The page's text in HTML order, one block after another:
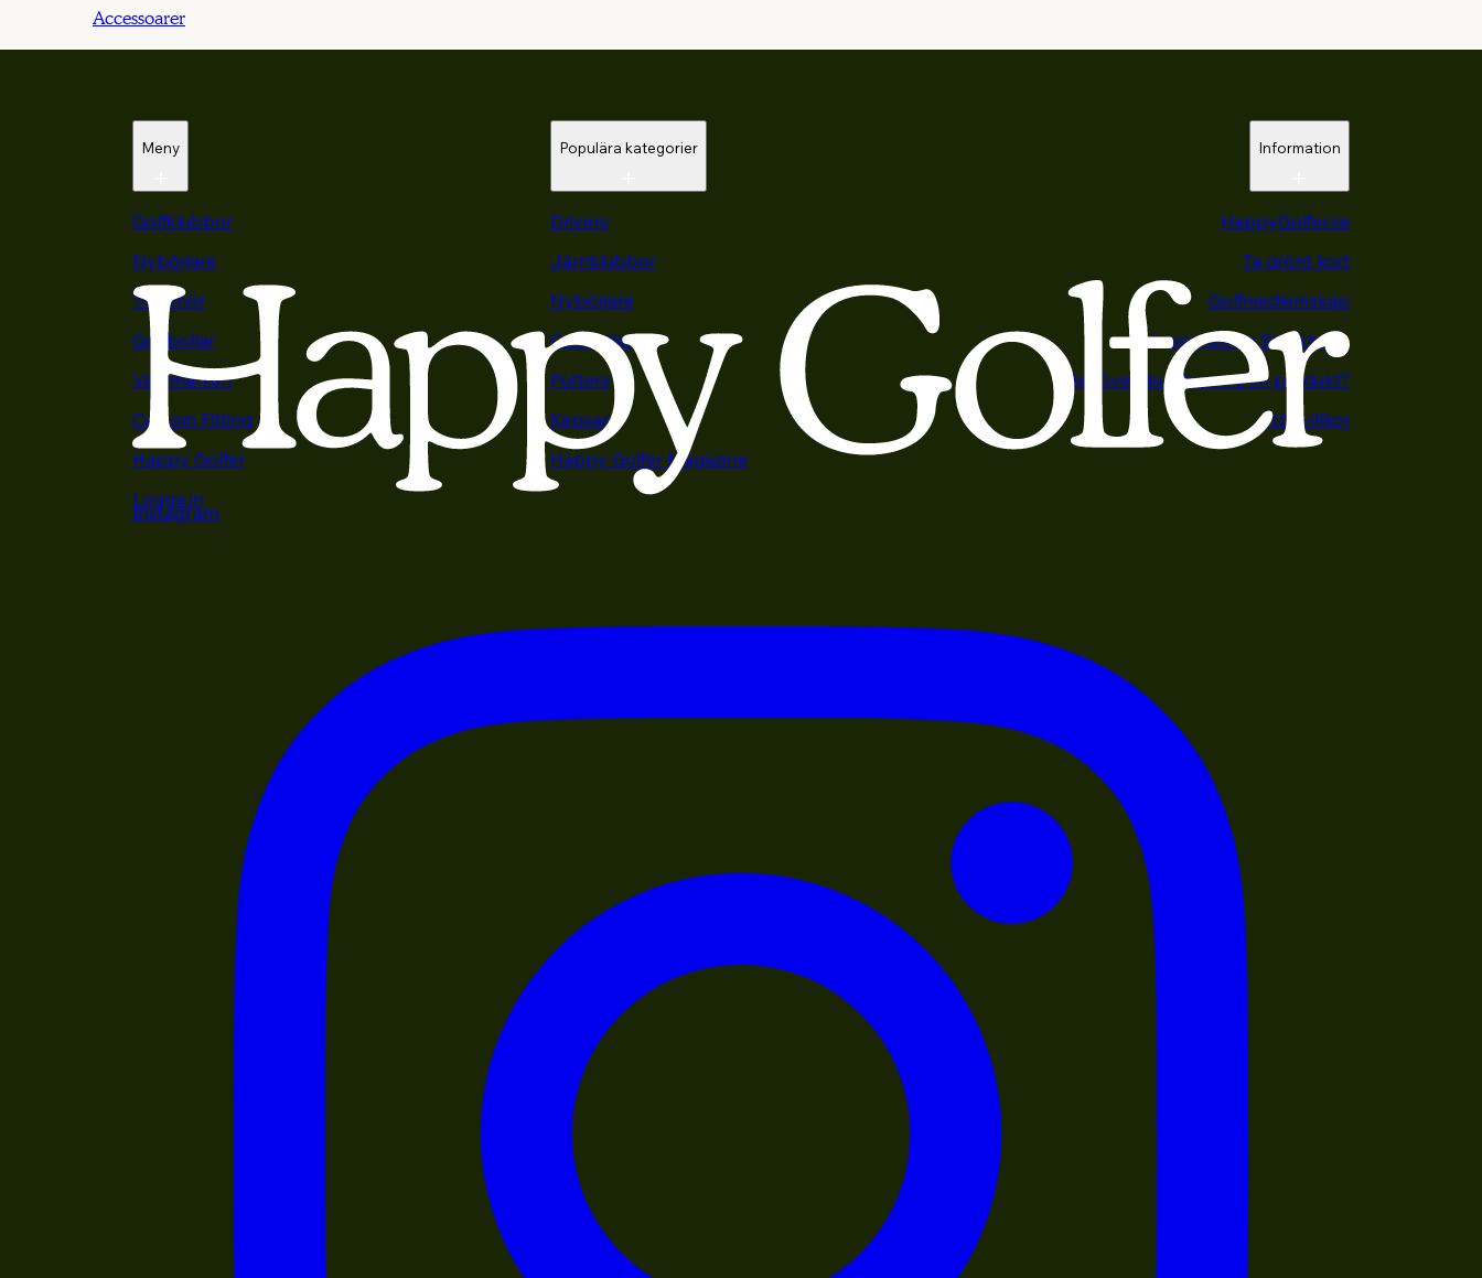
Accessoarer
Meny
Golfklubbor
Nybörjare
Tillbehör
Golfbollar
Varumärken
Custom Fitting
Happy Golfer
Logga in
Populära kategorier
Drivers
Järnklubbor
Nybörjare
Golfbollar
Putters
Kepsar
Happy Golfer Magazine
Information
HappyGolfer.se
Ta grönt kort
Golfmedlemskap
Happy Golfer Stockholm
Behöver du returnera en produkt?
Köpvillkor
Instagram